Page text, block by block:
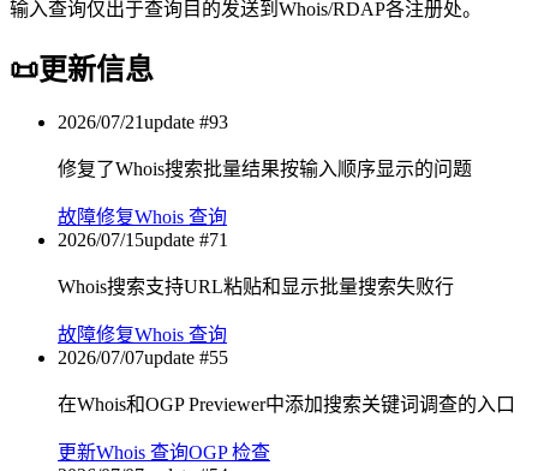
输入查询仅出于查询目的发送到Whois/RDAP各注册处。
📜更新信息
2026/07/21update #93
修复了Whois搜索批量结果按输入顺序显示的问题
故障修复Whois 查询
2026/07/15update #71
Whois搜索支持URL粘贴和显示批量搜索失败行
故障修复Whois 查询
2026/07/07update #55
在Whois和OGP Previewer中添加搜索关键词调查的入口
更新Whois 查询OGP 检查